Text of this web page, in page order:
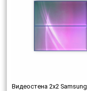
Видеостена 2x2